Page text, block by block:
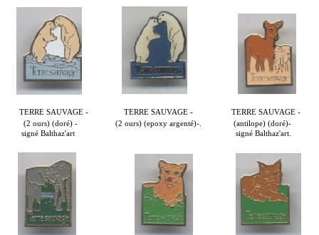
TERRE SAUVAGE -
(2 ours) (doré) -
signé Balthaz'art
TERRE SAUVAGE -
(2 ours) (epoxy argenté)-.
TERRE SAUVAGE -
(antilope) (doré)-
signé Balthaz'art.